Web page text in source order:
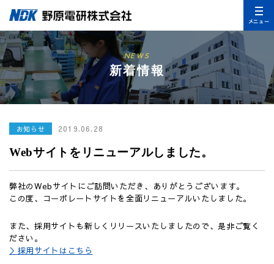
メニュー
NEWS
新着情報
お知らせ 2019.06.28
Webサイトをリニューアルしました。
弊社のWebサイトにご訪問いただき、ありがとうございます。
この度、コーポレートサイトを全面リニューアルいたしました。
また、採用サイトも新しくリリースいたしましたので、是非ご覧く
ださい。
＞採用サイトはこちら